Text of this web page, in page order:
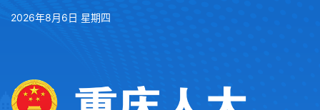
2026年8月6日 星期四